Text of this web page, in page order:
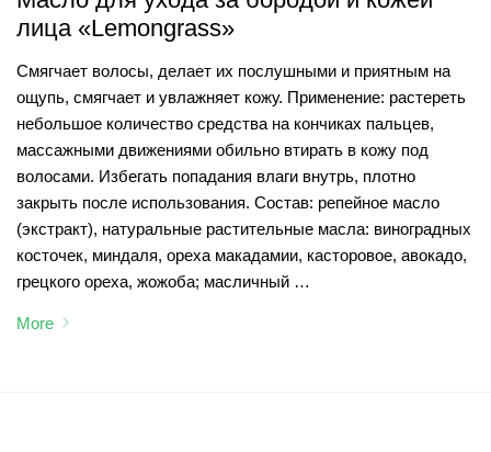
лица «Lemongrass»
Смягчает волосы, делает их послушными и приятным на
ощупь, смягчает и увлажняет кожу. Применение: растереть
небольшое количество средства на кончиках пальцев,
массажными движениями обильно втирать в кожу под
волосами. Избегать попадания влаги внутрь, плотно
закрыть после использования. Состав: репейное масло
(экстракт), натуральные растительные масла: виноградных
косточек, миндаля, ореха макадамии, касторовое, авокадо,
грецкого ореха, жожоба; масличный …
More